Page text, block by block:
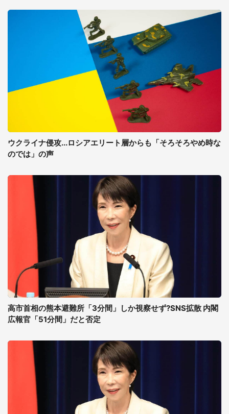
ウクライナ侵攻...ロシアエリート層からも「そろそろやめ時な
のでは」の声
高市首相の熊本避難所「3分間」しか視察せず?SNS拡散 内閣
広報官「51分間」だと否定